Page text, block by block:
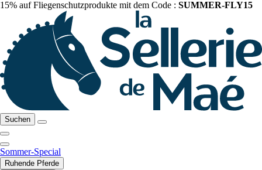
15% auf Fliegenschutzprodukte mit dem Code : SUMMER-FLY15
Suchen
Sommer-Special
Ruhende Pferde